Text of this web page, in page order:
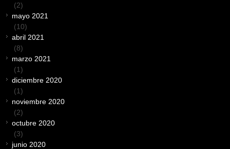
(2)
mayo 2021
(10)
abril 2021
(8)
marzo 2021
(1)
diciembre 2020
(1)
noviembre 2020
(2)
octubre 2020
(3)
junio 2020